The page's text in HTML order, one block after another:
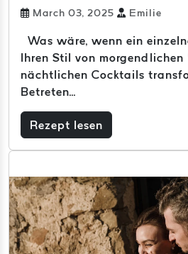
March 03, 2025 Emilie
Was wäre, wenn ein
Ihren Stil von
nächtlichen Cocktails
Betreten...
Rezept lesen